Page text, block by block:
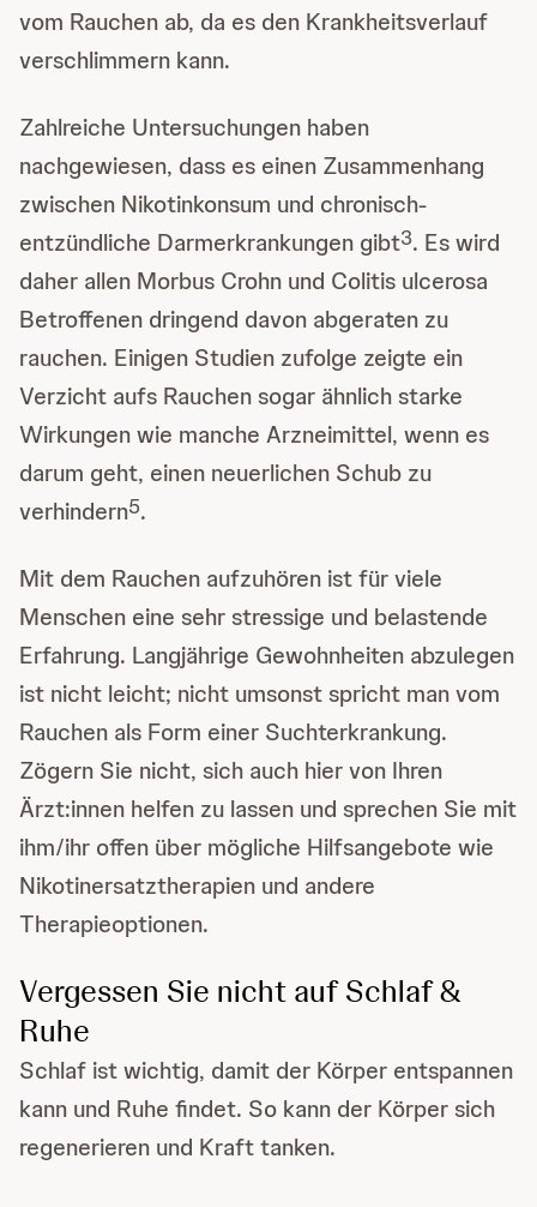
vom Rauchen ab, da es den Krankheitsverlauf
verschlimmern kann.
Zahlreiche Untersuchungen haben
nachgewiesen, dass es einen Zusammenhang
zwischen Nikotinkonsum und chronisch-
entzündliche Darmerkrankungen gibt3. Es wird
daher allen Morbus Crohn und Colitis ulcerosa
Betroffenen dringend davon abgeraten zu
rauchen. Einigen Studien zufolge zeigte ein
Verzicht aufs Rauchen sogar ähnlich starke
Wirkungen wie manche Arzneimittel, wenn es
darum geht, einen neuerlichen Schub zu
verhindern5.
Mit dem Rauchen aufzuhören ist für viele
Menschen eine sehr stressige und belastende
Erfahrung. Langjährige Gewohnheiten abzulegen
ist nicht leicht; nicht umsonst spricht man vom
Rauchen als Form einer Suchterkrankung.
Zögern Sie nicht, sich auch hier von Ihren
Ärzt:innen helfen zu lassen und sprechen Sie mit
ihm/ihr offen über mögliche Hilfsangebote wie
Nikotinersatztherapien und andere
Therapieoptionen.
Vergessen Sie nicht auf Schlaf &
Ruhe
Schlaf ist wichtig, damit der Körper entspannen
kann und Ruhe findet. So kann der Körper sich
regenerieren und Kraft tanken.